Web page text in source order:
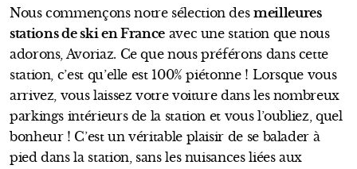
Nous commençons notre sélection desmeilleures
stations de ski en France avec une station que nous
adorons, Avoriaz. Ce que nous préférons dans cette
station, c’est qu’elle est 100% piétonne ! Lorsque vous
arrivez, vous laissez votre voiture dans les nombreux
parkings intérieurs de la station et vous l’oubliez, quel
bonheur ! C’est un véritable plaisir de se balader à
pied dans la station, sans les nuisances liées aux